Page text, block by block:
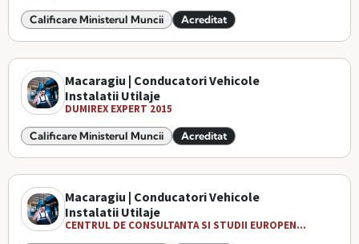
Calificare Ministerul Muncii Acreditat
Macaragiu | Conducatori Vehicole
Instalatii Utilaje
DUMIREX EXPERT 2015
Calificare Ministerul Muncii Acreditat
Macaragiu | Conducatori Vehicole
Instalatii Utilaje
CENTRUL DE CONSULTANTA SI STUDII EUROPEN...